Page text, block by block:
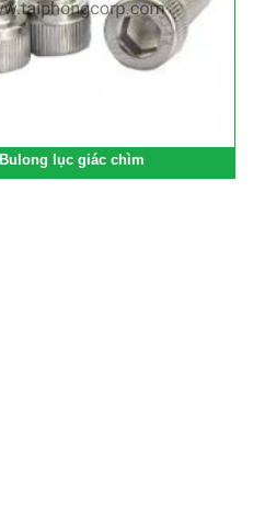
Bulong lục giác chìm